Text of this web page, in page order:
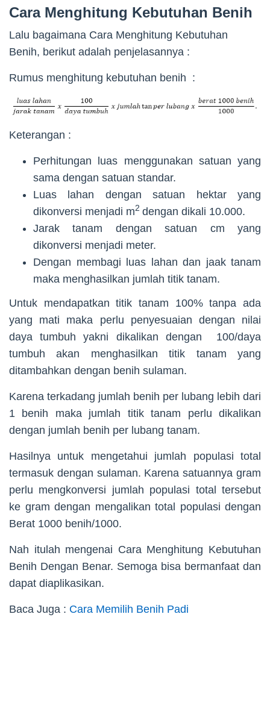
Cara Menghitung Kebutuhan Benih
Lalu bagaimana Cara Menghitung Kebutuhan
Benih, berikut adalah penjelasannya :
Rumus menghitung kebutuhan benih :
Keterangan :
Perhitungan luas menggunakan satuan yang
sama dengan satuan standar.
Luas lahan dengan satuan hektar yang
dikonversi menjadi m2 dengan dikali 10.000.
Jarak tanam dengan satuan cm yang
dikonversi menjadi meter.
Dengan membagi luas lahan dan jaak tanam
maka menghasilkan jumlah titik tanam.
Untuk mendapatkan titik tanam 100% tanpa ada
yang mati maka perlu penyesuaian dengan nilai
daya tumbuh yakni dikalikan dengan 100/daya
tumbuh akan menghasilkan titik tanam yang
ditambahkan dengan benih sulaman.
Karena terkadang jumlah benih per lubang lebih dari
1 benih maka jumlah titik tanam perlu dikalikan
dengan jumlah benih per lubang tanam.
Hasilnya untuk mengetahui jumlah populasi total
termasuk dengan sulaman. Karena satuannya gram
perlu mengkonversi jumlah populasi total tersebut
ke gram dengan mengalikan total populasi dengan
Berat 1000 benih/1000.
Nah itulah mengenai Cara Menghitung Kebutuhan
Benih Dengan Benar. Semoga bisa bermanfaat dan
dapat diaplikasikan.
Baca Juga : Cara Memilih Benih Padi